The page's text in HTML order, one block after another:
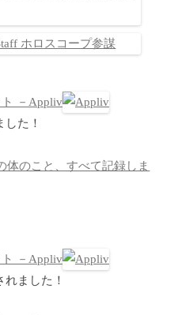
ト －Appliv
た！
体のこと、すべて記録しま
ト －Appliv
ました！